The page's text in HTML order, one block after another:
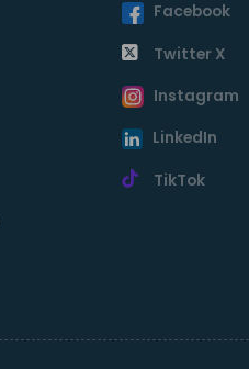
Facebook
Twitter X
Instagram
LinkedIn
TikTok